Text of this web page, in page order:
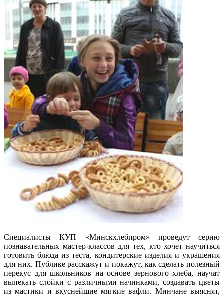
Специалисты КУП «Минскхлебпром» проведут серию
познавательных мастер-классов для тех, кто хочет научиться
готовить блюда из теста, кондитерские изделия и украшения
для них. Публике расскажут и покажут, как сделать полезный
перекус для школьников на основе зернового хлеба, научат
выпекать слойки с различными начинками, создавать цветы
из мастики и вкуснейшие мягкие вафли. Минчане выяснят,